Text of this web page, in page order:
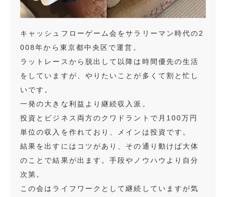
キャッシュフローゲーム会をサラリーマン時代の2
008年から東京都中央区で運営。
ラットレースから脱出して以降は時間優先の生活
をしていますが、やりたいことが多くて割と忙し
いです。
一発の大きな利益より継続収入派。
投資とビジネス両方のクワドラントで月100万円
単位の収入を作れており、メインは投資です。
結果を出すにはコツがあり、その通り動けば大体
のことで結果が出ます。手段やノウハウより自分
次第。
この会はライフワークとして継続していますが気